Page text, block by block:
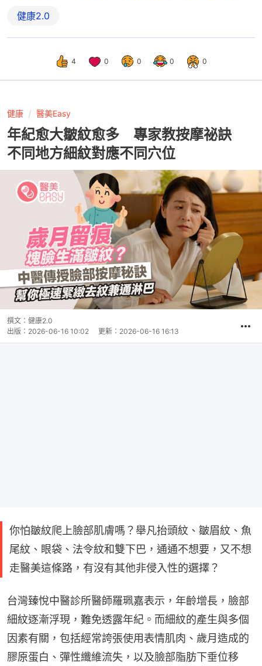
健康2.0
4 0 0 0 0
健康 醫美Easy
年紀愈大皺紋愈多 專家教按摩祕訣
不同地方細紋對應不同穴位
撰文： 健康2.0
出版： 2026-06-16 10:02 更新： 2026-06-16 16:13
你怕皺紋爬上臉部肌膚嗎？舉凡抬頭紋、皺眉紋、魚
尾紋、眼袋、法令紋和雙下巴，通通不想要，又不想
走醫美這條路，有沒有其他非侵入性的選擇？
台灣臻悅中醫診所醫師羅珮嘉表示，年齡增長，臉部
細紋逐漸浮現，難免透露年紀。而細紋的產生與多個
因素有關，包括經常誇張使用表情肌肉、歲月造成的
膠原蛋白、彈性纖維流失，以及臉部脂肪下垂位移